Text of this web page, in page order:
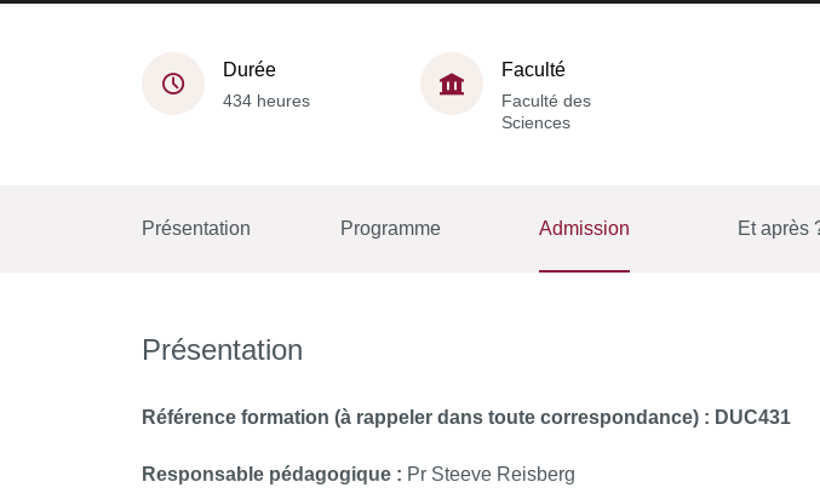
Durée
434 heures
Faculté
Faculté des
Sciences
Présentation Programme Admission Et après
Présentation
Référence formation (à rappeler dans toute correspondance) : DUC431
Responsable pédagogique : Pr Steeve Reisberg